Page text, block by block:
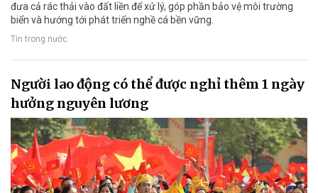
đưa cả rác thải vào đất liền để xử lý, góp phần bảo vệ môi trường
biển và hướng tới phát triển nghề cá bền vững.
Tin trong nước
Người lao động có thể được nghỉ thêm 1 ngày
hưởng nguyên lương